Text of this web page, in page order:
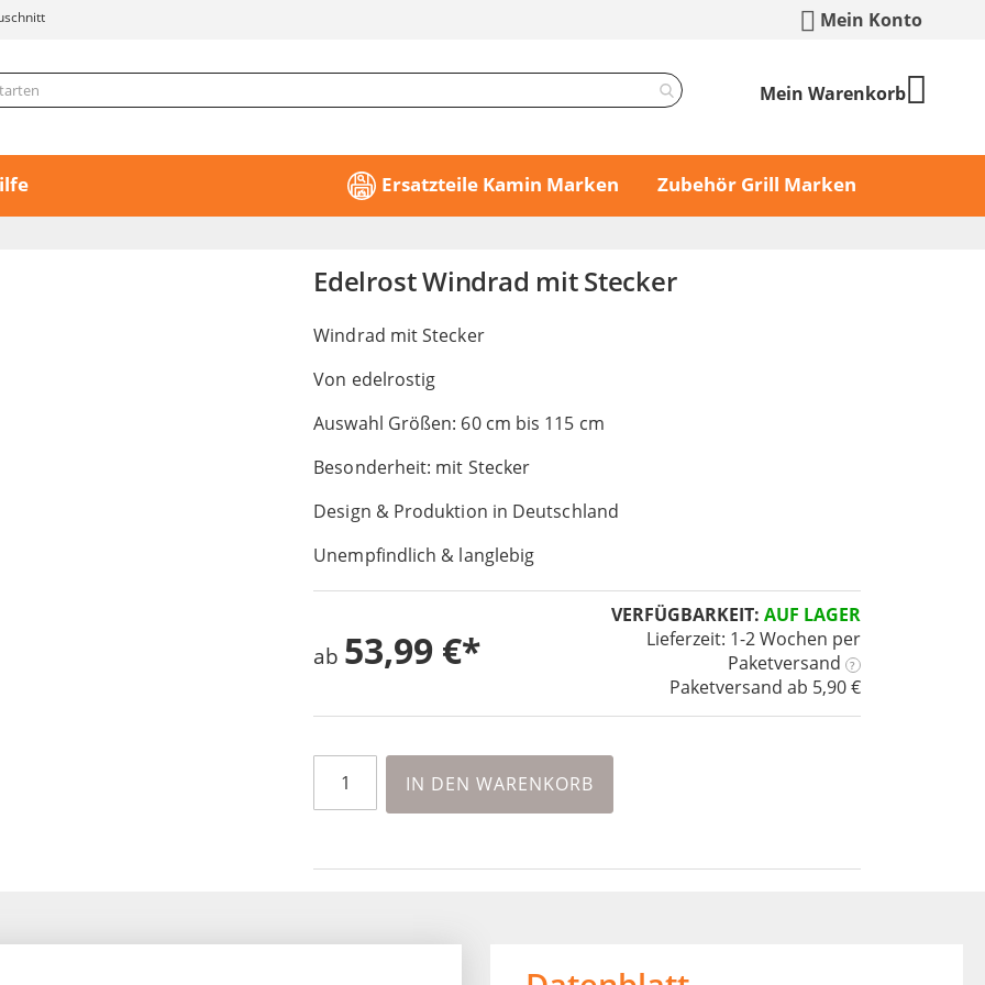
Mein Konto
Mein Warenkorb
Ersatzteile Kamin Marken Zubehör Grill Marken
Edelrost Windrad mit Stecker
Windrad mit Stecker
Von edelrostig
Auswahl Größen: 60 cm bis 115 cm
Besonderheit: mit Stecker
Design & Produktion in Deutschland
Unempfindlich & langlebig
VERFÜGBARKEIT: AUF LAGER
Lieferzeit: 1-2 Wochen per
Paketversand
?
Paketversand ab 5,90 €
ab 53,99 €
IN DEN WARENKORB